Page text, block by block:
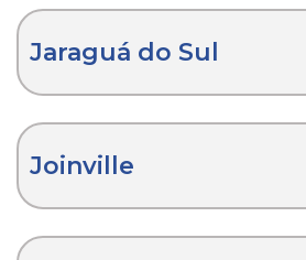
Jaraguá do Sul
Joinville